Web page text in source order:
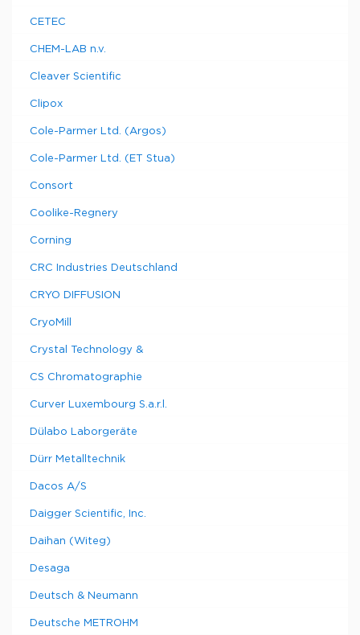
CETEC
CHEM-LAB n.v.
Cleaver Scientific
Clipox
Cole-Parmer Ltd. (Argos)
Cole-Parmer Ltd. (ET Stua)
Consort
Coolike-Regnery
Corning
CRC Industries Deutschland
CRYO DIFFUSION
CryoMill
Crystal Technology &
CS Chromatographie
Curver Luxembourg S.a.r.l.
Dülabo Laborgeräte
Dürr Metalltechnik
Dacos A/S
Daigger Scientific, Inc.
Daihan (Witeg)
Desaga
Deutsch & Neumann
Deutsche METROHM